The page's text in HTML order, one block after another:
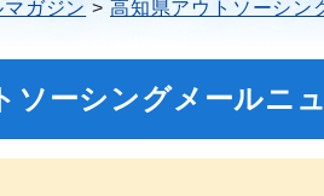
ガジン 高知県アウトソーシン
ソーシングメールニ